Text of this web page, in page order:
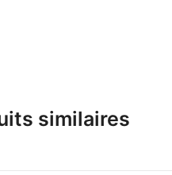
similaires